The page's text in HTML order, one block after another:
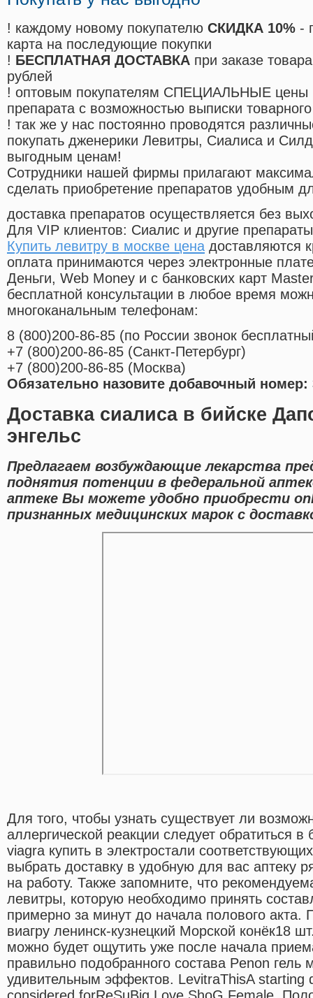
! каждому новому покупателю СКИДКА 10% -
карта на последующие покупки
! БЕСПЛАТНАЯ ДОСТАВКА при заказе
рублей
! оптовым покупателям СПЕЦИАЛЬНЫЕ цены
препарата с возможностью выписки
! так же у нас постоянно проводятся
покупать дженерики Левитры, Сиалиса и
выгодным ценам!
Cотрудники нашей фирмы прилагают
сделать приобретение препаратов удобным
доставка препаратов осуществляется без
Для VIP клиентов: Сиалис и другие
Купить левитру в москве цена доставляются
оплата принимаются через электронные
Деньги, Web Money и с банковских карт
бесплатной консультации в любое время
многоканальным телефонам:
8 (800)200-86-85 (по России звонок
+7 (800)200-86-85 (Санкт-Петербург)
+7 (800)200-86-85 (Москва)
Обязательно назовите добавочный номер:
Доставка сиалиса в бийске
энгельс
Предлагаем возбуждающие лекарства
поднятия потенции в федеральной
аптеке Вы можете удобно приобрести
признанных медицинских марок с
Для того, чтобы узнать существует ли
аллергической реакции следует обратиться
viagra купить в электростали
выбрать доставку в удобную для вас аптеку
на работу. Также запомните, что
левитры, которую необходимо принять
примерно за минут до начала полового
виагру ленинск-кузнецкий Морской конёк18
можно будет ощутить уже после начала
правильно подобранного состава Penon гель
удивительным эффектов. LevitraThisA starting